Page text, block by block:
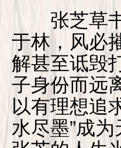
张芝草书
于林，风必
解甚至诋毁
子身份而远
以有理想追
水尽墨”成